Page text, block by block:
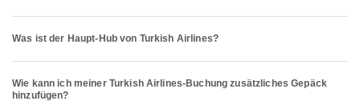
Was ist der Haupt-Hub von Turkish Airlines?
Wie kann ich meiner Turkish Airlines-Buchung zusätzliches Gepäck
hinzufügen?